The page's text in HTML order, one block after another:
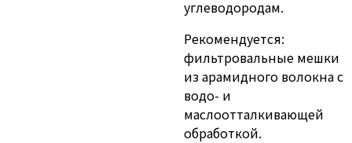
углеводородам.
Рекомендуется:
фильтровальные мешки
из арамидного волокна с
водо- и
маслоотталкивающей
обработкой.